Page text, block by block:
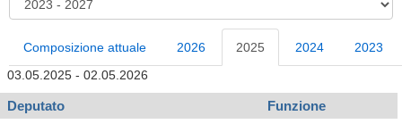
Composizione attuale 2026 2025 2024
2023
03.05.2025 - 02.05.2026
Deputato
Funzione